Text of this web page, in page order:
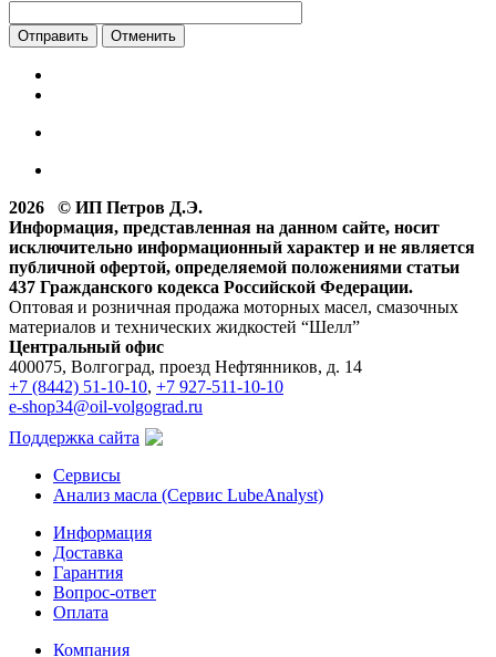
Отменить
2026 © ИП Петров Д.Э.
Информация, представленная на данном сайте, носит
исключительно информационный характер и не является
публичной офертой, определяемой положениями статьи
437 Гражданского кодекса Российской Федерации.
Оптовая и розничная продажа моторных масел, смазочных
материалов и технических жидкостей “Шелл”
Центральный офис
400075, Волгоград, проезд Нефтянников, д. 14
+7 (8442) 51-10-10, +7 927-511-10-10
e-shop34@oil-volgograd.ru
Поддержка сайта
Сервисы
Анализ масла (Сервис LubeAnalyst)
Информация
Доставка
Гарантия
Вопрос-ответ
Оплата
Компания